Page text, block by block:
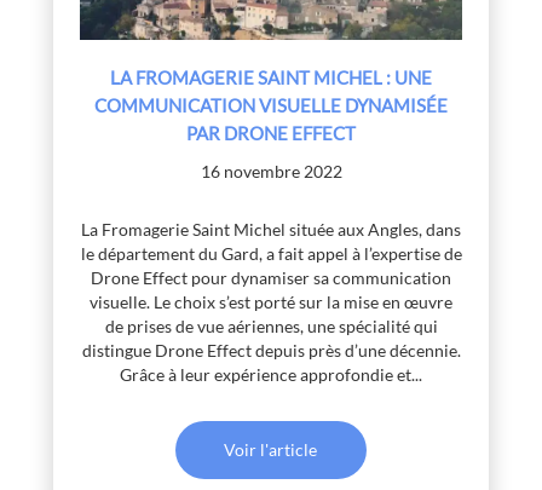
LA FROMAGERIE SAINT MICHEL : UNE
COMMUNICATION VISUELLE DYNAMISÉE
PAR DRONE EFFECT
16 novembre 2022
La Fromagerie Saint Michel située aux Angles, dans
le département du Gard, a fait appel à l’expertise de
Drone Effect pour dynamiser sa communication
visuelle. Le choix s’est porté sur la mise en œuvre
de prises de vue aériennes, une spécialité qui
distingue Drone Effect depuis près d’une décennie.
Grâce à leur expérience approfondie et...
Voir l'article